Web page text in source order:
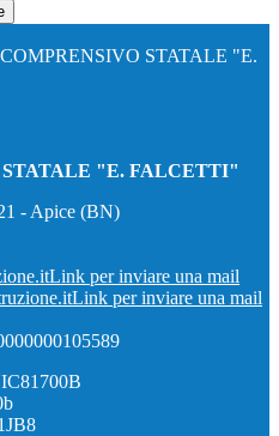
STATALE "E.
"E. FALCETTI"
- Apice (BN)
Link per inviare una mail
Link per inviare una mail